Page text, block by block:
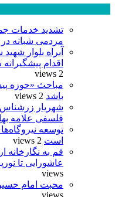
تشدید خدمات
مردمی شبانه
آبراه بلوار
اقدام
2 views
مباحث «حوزه
باشد 2 views
شهریار زرشناس
فلسفی علامه
توسعه
است 2 views
قم به نگارخانه
عاشورایی تا
views
محبت امام
views